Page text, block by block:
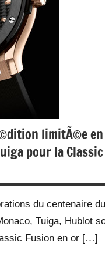
limitÃ©e en
pour la Classic
du centenaire du
Tuiga, Hublot
Fusion en or […]